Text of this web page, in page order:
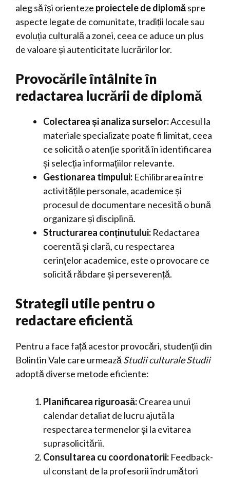
aleg să își orienteze proiectele de diplomăspre
aspecte legate de comunitate, tradiții locale sau
evoluția culturală a zonei, ceea ce aduce un plus
de valoare și autenticitate lucrărilor lor.
Provocările întâlnite în
redactarea lucrării de diplomă
Colectarea și analiza surselor:Accesul la
materiale specializate poate fi limitat, ceea
ce solicită o atenție sporită în identificarea
și selecția informațiilor relevante.
Gestionarea timpului: Echilibrarea între
activitățile personale, academice și
procesul de documentare necesită o bună
organizare și disciplină.
Structurarea conținutului: Redactarea
coerentă și clară, cu respectarea
cerințelor academice, este o provocare ce
solicită răbdare și perseverență.
Strategii utile pentru o
redactare eficientă
Pentru a face față acestor provocări, studenții din
Bolintin Vale care urmeazăStudii culturale Studii
adoptă diverse metode eficiente:
Planificarea riguroasă:Crearea unui
calendar detaliat de lucru ajută la
respectarea termenelor și la evitarea
suprasolicitării.
Consultarea cu coordonatorii: Feedback-
ul constant de la profesorii îndrumători